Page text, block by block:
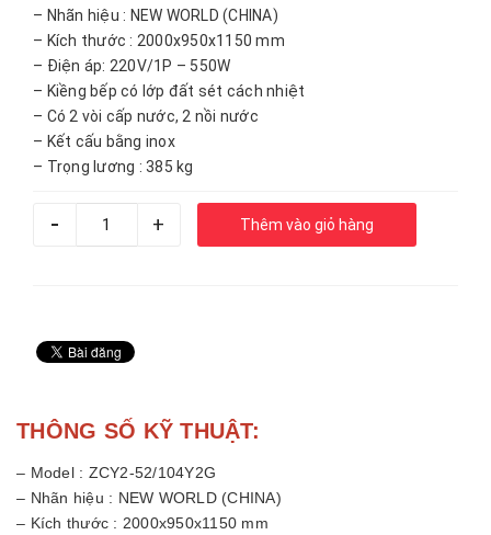
– Nhãn hiệu : NEW WORLD (CHINA)
– Kích thước : 2000x950x1150 mm
– Điện áp: 220V/1P – 550W
– Kiềng bếp có lớp đất sét cách nhiệt
– Có 2 vòi cấp nước, 2 nồi nước
– Kết cấu bằng inox
– Trọng lương : 385 kg
- + Thêm vào giỏ hàng
THÔNG SỐ KỸ THUẬT:
– Model : ZCY2-52/104Y2G
– Nhãn hiệu : NEW WORLD (CHINA)
– Kích thước : 2000x950x1150 mm